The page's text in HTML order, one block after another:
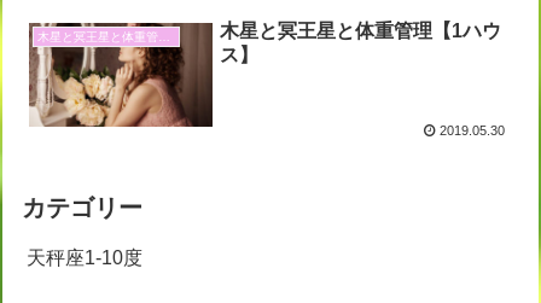
木星と冥王星と体重管理と
木星と冥王星と体重管理【1ハウ
ス】
2019.05.30
カテゴリー
天秤座1-10度